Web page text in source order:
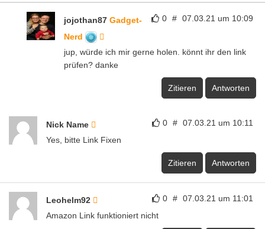
0 # 07.03.21 um 10:09
jojothan87 Gadget-
Nerd
jup, würde ich mir gerne holen. könnt ihr den link
prüfen? danke
Zitieren Antworten
0 # 07.03.21 um 10:11
Nick Name
Yes, bitte Link Fixen
Zitieren Antworten
0 # 07.03.21 um 11:01
Leohelm92
Amazon Link funktioniert nicht